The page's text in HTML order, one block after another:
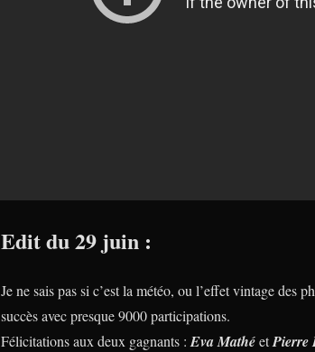
Edit du 29 juin :
Je ne sais pas si c’est la météo, ou l’effet vintage des
succès avec presque 9000 participations.
Félicitations aux deux gagnants : Eva MathéetPierre